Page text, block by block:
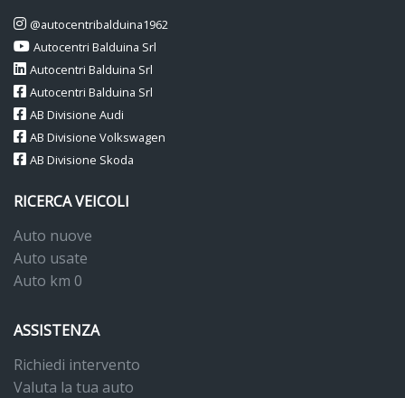
@autocentribalduina1962
Autocentri Balduina Srl
Autocentri Balduina Srl
Autocentri Balduina Srl
AB Divisione Audi
AB Divisione Volkswagen
AB Divisione Skoda
RICERCA VEICOLI
Auto nuove
Auto usate
Auto km 0
ASSISTENZA
Richiedi intervento
Valuta la tua auto